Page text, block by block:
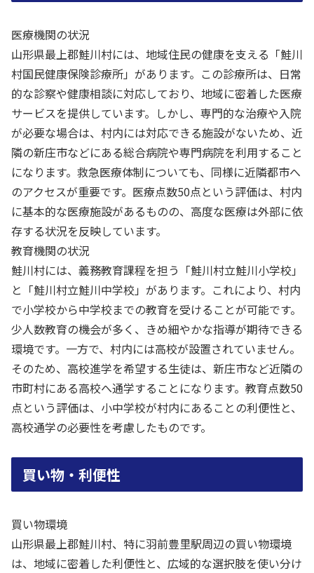
医療機関の状況
山形県最上郡鮭川村には、地域住民の健康を支える「鮭川
村国民健康保険診療所」があります。この診療所は、日常
的な診察や健康相談に対応しており、地域に密着した医療
サービスを提供しています。しかし、専門的な治療や入院
が必要な場合は、村内には対応できる施設がないため、近
隣の新庄市などにある総合病院や専門病院を利用すること
になります。救急医療体制についても、同様に近隣都市へ
のアクセスが重要です。医療点数50点という評価は、村内
に基本的な医療施設があるものの、高度な医療は外部に依
存する状況を反映しています。
教育機関の状況
鮭川村には、義務教育課程を担う「鮭川村立鮭川小学校」
と「鮭川村立鮭川中学校」があります。これにより、村内
で小学校から中学校までの教育を受けることが可能です。
少人数教育の機会が多く、きめ細やかな指導が期待できる
環境です。一方で、村内には高校が設置されていません。
そのため、高校進学を希望する生徒は、新庄市など近隣の
市町村にある高校へ通学することになります。教育点数50
点という評価は、小中学校が村内にあることの利便性と、
高校通学の必要性を考慮したものです。
買い物・利便性
買い物環境
山形県最上郡鮭川村、特に羽前豊里駅周辺の買い物環境
は、地域に密着した利便性と、広域的な選択肢を使い分け